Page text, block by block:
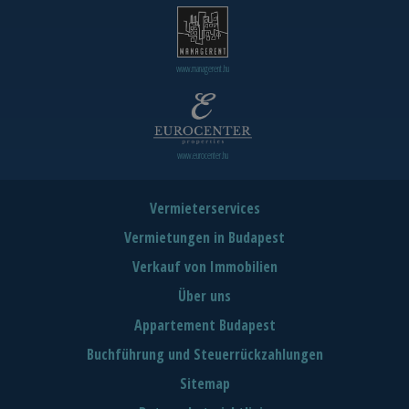
www.managerent.hu
www.eurocenter.hu
Vermieterservices
Vermietungen in Budapest
Verkauf von Immobilien
Über uns
Appartement Budapest
Buchführung und Steuerrückzahlungen
Sitemap